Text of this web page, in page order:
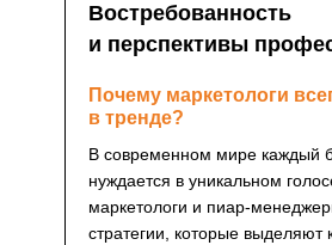
Востребованность
и перспективы
В современном мире каждый
нуждается в уникальном
маркетологи и пиар-
стратегии, которые выделяют
Почему маркетологи
в тренде?